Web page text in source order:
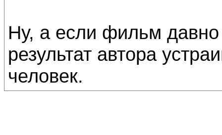
Ну, а если фильм
результат автора
человек.